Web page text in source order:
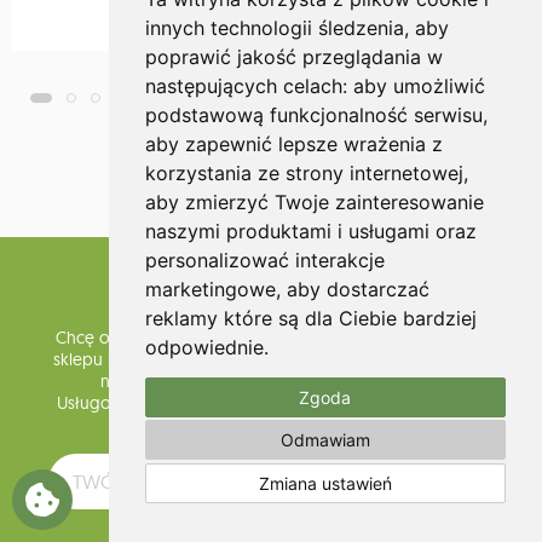
innych technologii śledzenia, aby
poprawić jakość przeglądania w
następujących celach: aby umożliwić
podstawową funkcjonalność serwisu,
aby zapewnić lepsze wrażenia z
korzystania ze strony internetowej,
aby zmierzyć Twoje zainteresowanie
naszymi produktami i usługami oraz
personalizować interakcje
marketingowe, aby dostarczać
reklamy które są dla Ciebie bardziej
odpowiednie.
Zgoda
Odmawiam
Zmiana ustawień
więcej
Zapisz się do Newslettera
Chcę otrzymywać informacje o promocjach i nowościach
sklepu internetowego www.olium.pl oraz wyrażam zgodę
na przetwarzanie mojego adresu e-mail przez
Usługodawcę dla celów związanych z usługą subskrypcji
Newslettera.